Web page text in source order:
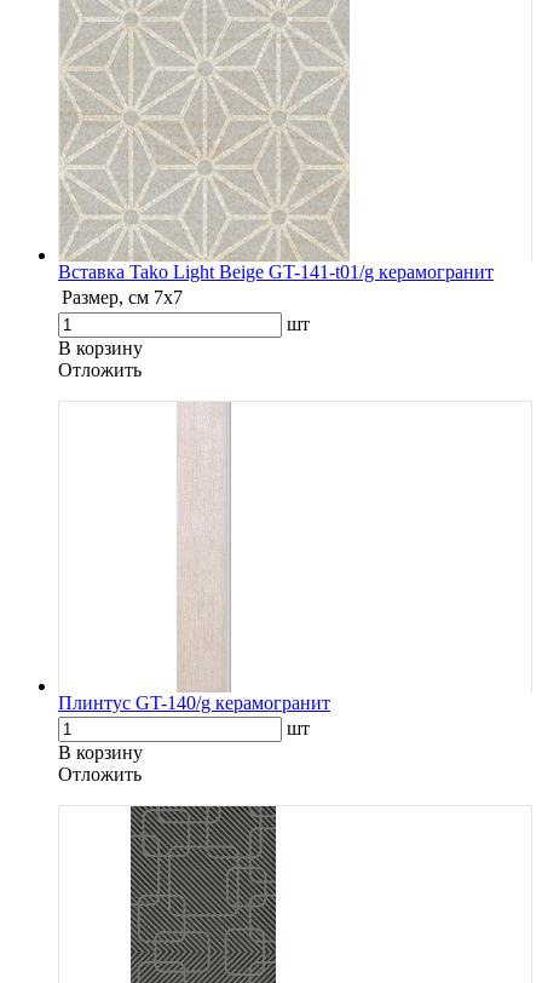
Вставка Tako Light Beige GT-141-t01/g керамогранит
Размер, см 7х7
шт
В корзину
Oтложить
Плинтус GT-140/g керамогранит
шт
В корзину
Oтложить